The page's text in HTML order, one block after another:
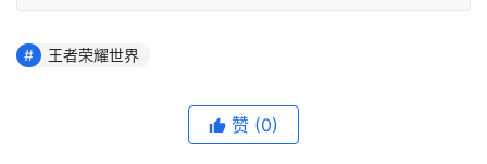
王者荣耀世界
赞 (0)